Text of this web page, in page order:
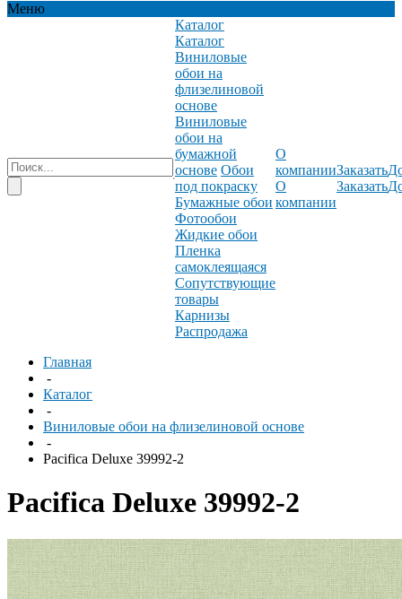
Меню
Каталог
Каталог
Виниловые
обои на
флизелиновой
основе
Виниловые
обои на
бумажной
основе Обои
под покраску
Бумажные обои
Фотообои
Жидкие обои
Пленка
самоклеящаяся
Сопутствующие
товары
Карнизы
Распродажа
О
компании
О
компании
Заказать
Заказать
Главная
-
Каталог
-
Виниловые обои на флизелиновой основе
-
Pacifica Deluxe 39992-2
Pacifica Deluxe 39992-2